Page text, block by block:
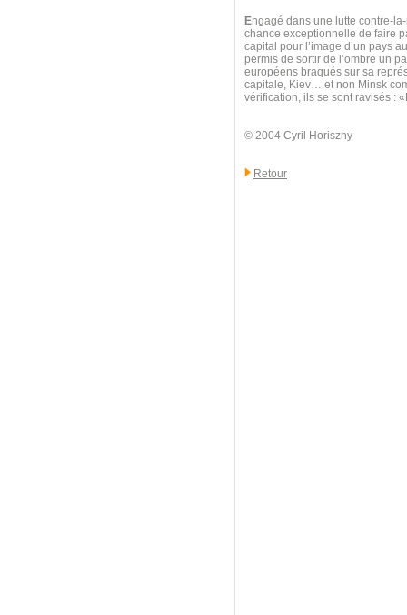
Engagé dans une lutte contre-
chance exceptionnelle de faire
capital pour l’image d’un pays
permis de sortir de l’ombre un
européens braqués sur sa
capitale, Kiev… et non Minsk
vérification, ils se sont ravisés :
© 2004 Cyril Horiszny
Retour